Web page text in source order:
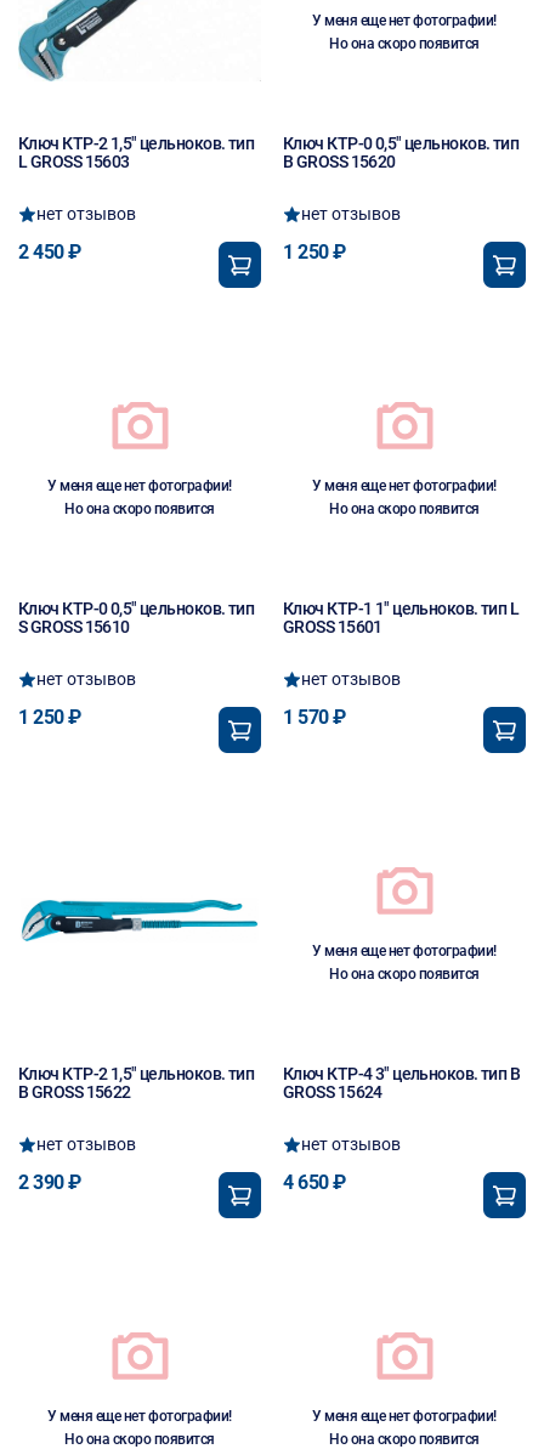
Ключ КТР-2 1,5" цельноков. тип
L GROSS 15603
нет отзывов
2 450 ₽
У меня еще нет фотографии!
Но она скоро появится
Ключ КТР-0 0,5" цельноков. тип
B GROSS 15620
нет отзывов
1 250 ₽
У меня еще нет фотографии!
Но она скоро появится
Ключ КТР-0 0,5" цельноков. тип
S GROSS 15610
нет отзывов
1 250 ₽
У меня еще нет фотографии!
Но она скоро появится
Ключ КТР-1 1" цельноков. тип L
GROSS 15601
нет отзывов
1 570 ₽
Ключ КТР-2 1,5" цельноков. тип
B GROSS 15622
нет отзывов
2 390 ₽
У меня еще нет фотографии!
Но она скоро появится
Ключ КТР-4 3" цельноков. тип B
GROSS 15624
нет отзывов
4 650 ₽
У меня еще нет фотографии!
Но она скоро появится
У меня еще нет фотографии!
Но она скоро появится